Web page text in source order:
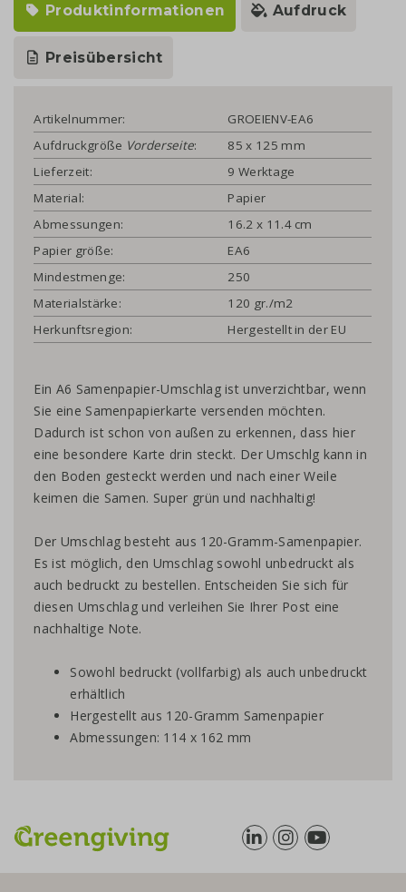
Produktinformationen Aufdruck
Preisübersicht
Artikelnummer:
GROEIENV-EA6
Aufdruckgröße Vorderseite:
85 x 125 mm
Lieferzeit:
9 Werktage
Material:
Papier
Abmessungen:
16.2 x 11.4 cm
Papier größe:
EA6
Mindestmenge:
250
Materialstärke:
120 gr./m2
Herkunftsregion:
Hergestellt in der EU
Ein A6 Samenpapier-Umschlag ist unverzichtbar, wenn
Sie eine Samenpapierkarte versenden möchten.
Dadurch ist schon von außen zu erkennen, dass hier
eine besondere Karte drin steckt. Der Umschlg kann in
den Boden gesteckt werden und nach einer Weile
keimen die Samen. Super grün und nachhaltig!
Der Umschlag besteht aus 120-Gramm-Samenpapier.
Es ist möglich, den Umschlag sowohl unbedruckt als
auch bedruckt zu bestellen. Entscheiden Sie sich für
diesen Umschlag und verleihen Sie Ihrer Post eine
nachhaltige Note.
Sowohl bedruckt (vollfarbig) als auch unbedruckt
erhältlich
Hergestellt aus 120-Gramm Samenpapier
Abmessungen: 114 x 162 mm